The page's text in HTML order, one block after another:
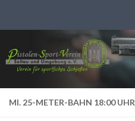
MI. 25-METER-BAHN 18:00 UHR